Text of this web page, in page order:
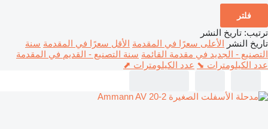
فلتر
ترتيب: تاريخ النشر
تاريخ النشر الأعلى سعرًا في المقدمة الأقل سعرًا في المقدمة سنة
التصنيع - الجديد في مقدمة القائمة سنة التصنيع - القديم في المقدمة
عدد الكيلومترات ⬊ عدد الكيلومترات ⬈